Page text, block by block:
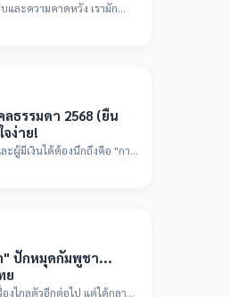
และความคาดหวัง เรามัก
ธรรมดา 2568 (ยื่น
ง่าย!
ะผู้มีเงินได้ต้องนึกถึงคือ "การ
" ปักหมุดกัมพูชา...
ย
งไกลตัวอีกต่อไป แต่ได้กลาย